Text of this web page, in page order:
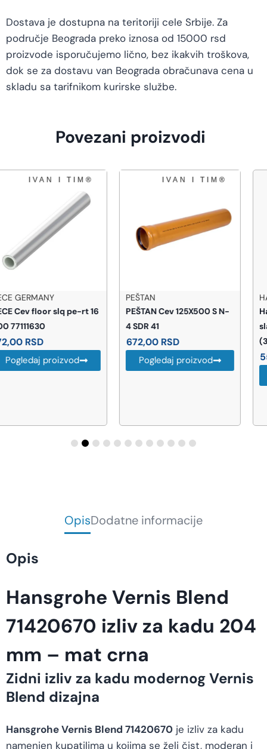
Dostava je dostupna na teritoriji cele Srbije. Za
područje Beograda preko iznosa od 15000 rsd
proizvode isporučujemo lično, bez ikakvih troškova,
dok se za dostavu van Beograda obračunava cena u
skladu sa tarifnikom kurirske službe.
Povezani proizvodi
PEŠTAN
PEŠTAN Cev 125X500 S N-
4 SDR 41
672,00
Pogledaj proizvod
HANSGROHE
Hansgrohe Metropol
slavina za lavabo ugradna
(32526000)
55.727,00RSD
OpisDodatne informacije
Opis
Hansgrohe Vernis Blend
71420670 izliv za kadu 204
mm – mat crna
Zidni izliv za kadu modernog Vernis
Blend dizajna
Hansgrohe Vernis Blend 71420670 je izliv za kadu
namenjen kupatilima u kojima se želi čist, moderan i